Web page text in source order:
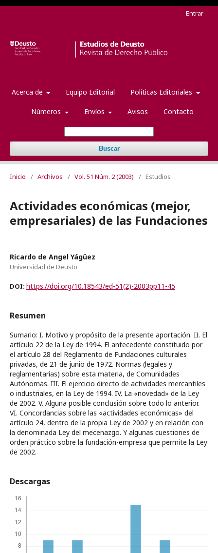
Acerca de Equipo Editorial Políticas Editoriales
Números Envíos Avisos Contacto
Buscar
Entrar
Inicio / Archivos / Vol. 51 Núm. 2 (2003) / Estudios
Actividades económicas (mejor,
empresariales) de las Fundaciones
Ricardo de Angel Yágüez
Universidad de Deusto
DOI: https://doi.org/10.18543/ed-51(2)-2003pp11-45
Resumen
Sumario: I. Motivo y propósito de la presente aportación. II. El
artículo 22 de la Ley de 1994. El antecedente constituido por
el artículo 28 del Reglamento de Fundaciones culturales
privadas, de 21 de junio de 1972. Normas (legales y
reglamentarias) sobre esta materia, de Comunidades
Autónomas. III. El ejercicio directo de actividades mercantiles
o industriales, en la Ley de 1994. IV. La «novedad» de la Ley
de 2002. V. Alguna posible conclusión sobre todo lo anterior.
VI. Concordancias sobre las «actividades económicas» del
artículo 24, dentro de la propia Ley de 2002 y en relación con
la denominada Ley del mecenazgo. Y algunas cuestiones de
orden práctico sobre la fundación-empresa que permite la Ley
de 2002.
Descargas